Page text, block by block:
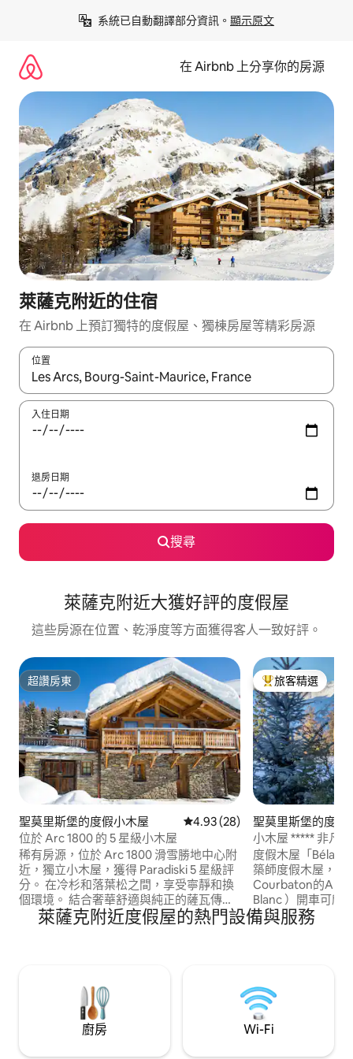
系統已自動翻譯部分資訊。 顯示原文
在 Airbnb 上分享你的房源
萊薩克附近的住宿
在 Airbnb 上預訂獨特的度假屋、獨棟房屋等精彩房源
位置
如有搜尋結果，瀏覽內容時請使用上下箭頭，或輕點、滑動裝置。
入住日期
退房日期
搜尋
萊薩克附近大獲好評的度假屋
這些房源在位置、乾淨度等方面獲得客人一致好評。
超讚房東
超讚房東
聖莫里斯堡的度假小木屋 從 28 則評價中獲得 4.93 的平均
4.93 (28)
位於 Arc 1800 的 5 星級小木屋
稀有房源，位於 Arc 1800 滑雪勝地中心附
近，獨立小木屋，獲得 Paradiski 5 星級評
分。 在冷杉和落葉松之間，享受寧靜和換
個環境。 結合奢華舒適與純正的薩瓦傳
統，充分享受美麗的 Paradiski 滑雪區。 位
於 Le Ruitor 住宅區下方，距離 Le Jardin
旅客精選榜首
旅客精選
聖莫里斯堡的度假
度假木屋「Béla
築師度假木屋，分
Courbaton的Arc
Blanc ）開車可欣
室內停車位。退房
3間臥室： 2間套
扣。 5月至10月加
Arcs
萊薩克附近度假屋的熱門設備與服務
廚房 Wi-Fi